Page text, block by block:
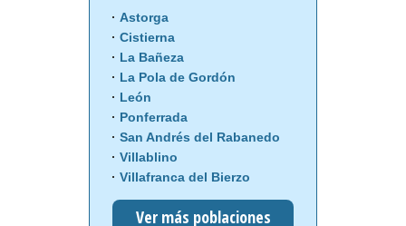
Astorga
Cistierna
La Bañeza
La Pola de Gordón
León
Ponferrada
San Andrés del Rabanedo
Villablino
Villafranca del Bierzo
Ver más poblaciones